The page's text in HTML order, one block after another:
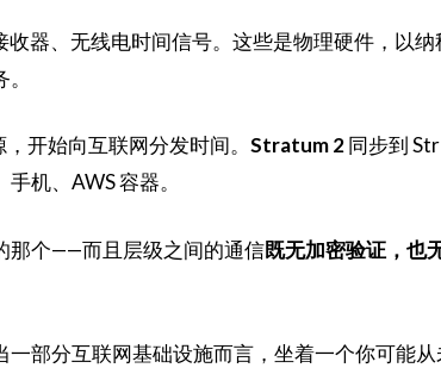
收器、无线电时间信号。这些是物理硬件，以纳
开始向互联网分发时间。 Stratum 2同步到
机、AWS 容器。
那个——而且层级之间的通信既无加密验证，也
部分互联网基础设施而言，坐着一个你可能